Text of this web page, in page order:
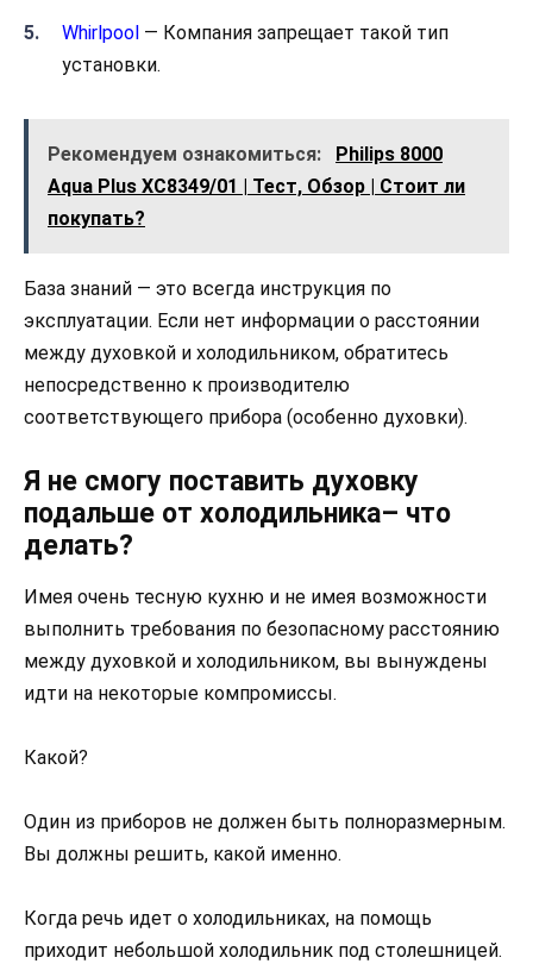
Whirlpool — Компания запрещает такой тип
установки.
Рекомендуем ознакомиться:
Philips 8000
Aqua Plus XC8349/01 | Тест, Обзор | Стоит ли
покупать?
База знаний — это всегда инструкция по
эксплуатации. Если нет информации о расстоянии
между духовкой и холодильником, обратитесь
непосредственно к производителю
соответствующего прибора (особенно духовки).
Я не смогу поставить духовку
подальше от холодильника– что
делать?
Имея очень тесную кухню и не имея возможности
выполнить требования по безопасному расстоянию
между духовкой и холодильником, вы вынуждены
идти на некоторые компромиссы.
Какой?
Один из приборов не должен быть полноразмерным.
Вы должны решить, какой именно.
Когда речь идет о холодильниках, на помощь
приходит небольшой холодильник под столешницей.